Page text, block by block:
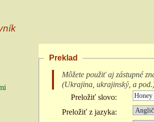
Preklad
Môžete použiť aj zástupné
(Ukrajina, ukrajinský, a pod.
Preložiť slovo:
Preložiť z jazyka: